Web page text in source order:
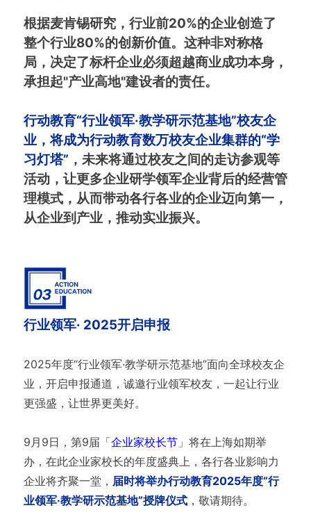
根据麦肯锡研究，行业前20%的企业创造了
整个行业80%的创新价值。这种非对称格
局，决定了标杆企业必须超越商业成功本身，
承担起"产业高地"建设者的责任。
行动教育“行业领军·教学研示范基地”校友企
业，将成为行动教育数万校友企业集群的“学
习灯塔” ，未来将通过校友之间的走访参观等
活动，让更多企业研学领军企业背后的经营管
理模式，从而带动各行各业的企业迈向第一，
从企业到产业，推动实业振兴。
行业领军· 2025开启申报
2025年度“行业领军·教学研示范基地”面向全球校友企
业，开启申报通道，诚邀行业领军校友，一起让行业
更强盛，让世界更美好。
9月9日，第9届「企业家校长节」将在上海如期举
办，在此企业家校长的年度盛典上，各行各业影响力
企业将齐聚一堂， 届时将举办行动教育2025年度“行
业领军·教学研示范基地”授牌仪式，敬请期待。